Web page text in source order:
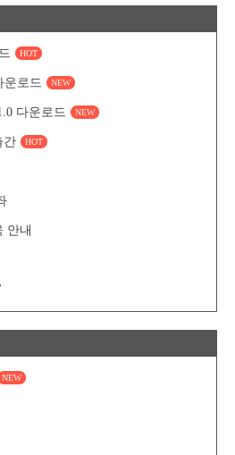
HOT
운로드 NEW
다운로드 NEW
간 HOT
안내
NEW